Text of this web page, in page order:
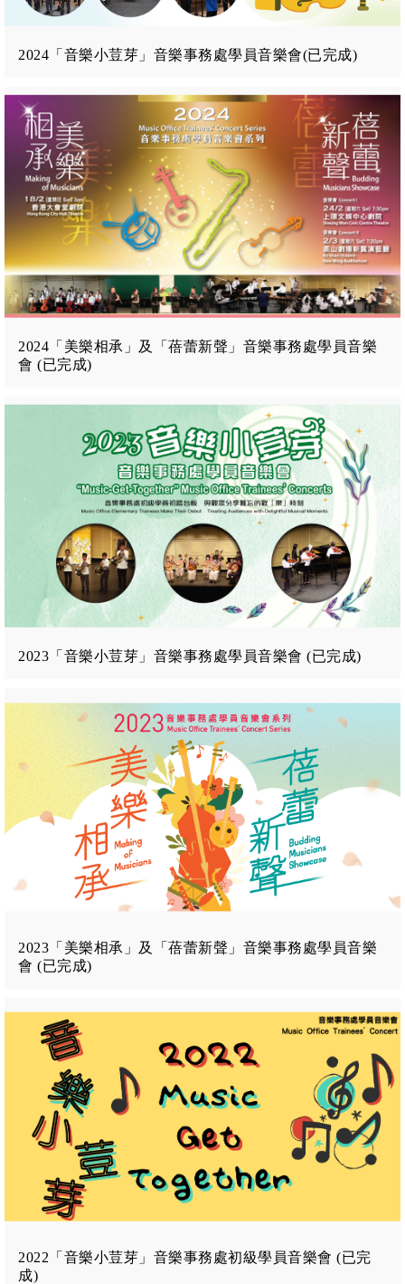
2024「音樂小荳芽」音樂事務處學員音樂會(已完成)
2024「美樂相承」及「蓓蕾新聲」音樂事務處學員音樂
會 (已完成)
2023「音樂小荳芽」音樂事務處學員音樂會 (已完成)
2023「美樂相承」及「蓓蕾新聲」音樂事務處學員音樂
會 (已完成)
2022「音樂小荳芽」音樂事務處初級學員音樂會 (已完
成)